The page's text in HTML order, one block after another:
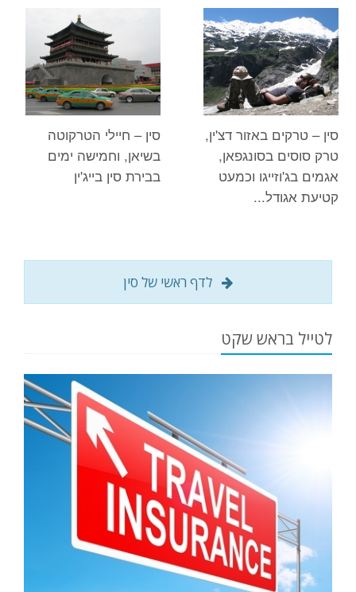
סין – טרקים באזור דצ'ין,
טרק סוסים בסונגפאן,
אגמים בג'וזייגו וכמעט
קטיעת אגודל...
סין – חיילי הטרקוטה
בשיאן, וחמישה ימים
בבירת סין בייג'ין
לדף ראשי של סין
לטייל בראש שקט